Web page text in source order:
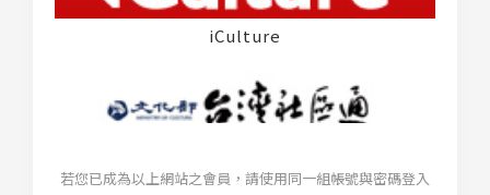
iCulture
若您已成為以上網站之會員，請使用同一組帳號與密碼登入